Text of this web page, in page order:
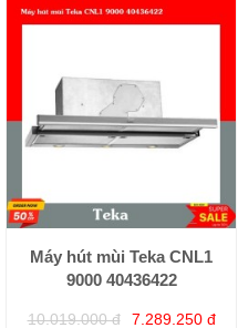
Máy hút mùi Teka CNL1
9000 40436422
10.019.000 đ 7.289.250 đ